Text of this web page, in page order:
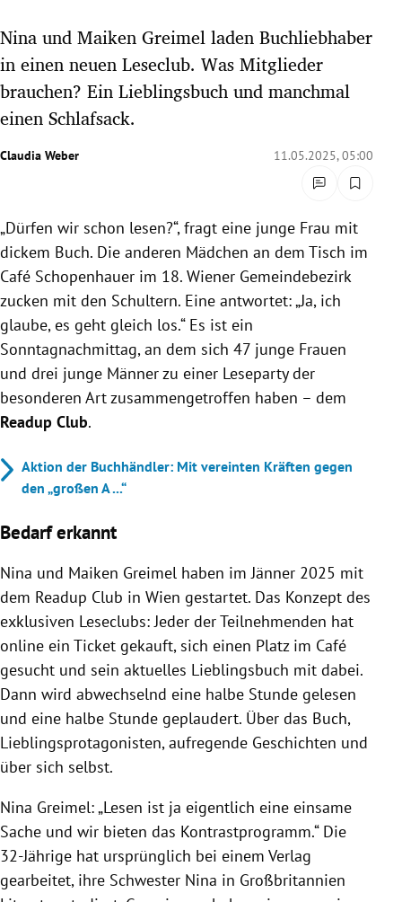
Untermenü
Untermenü
Untermenü
Nina und Maiken Greimel laden Buchliebhaber
in einen neuen Leseclub. Was Mitglieder
brauchen? Ein Lieblingsbuch und manchmal
einen Schlafsack.
Claudia Weber 11.05.2025, 05:00
„Dürfen wir schon lesen?“, fragt eine junge Frau mit
dickem Buch. Die anderen Mädchen an dem Tisch im
Café Schopenhauer im 18. Wiener Gemeindebezirk
zucken mit den Schultern. Eine antwortet: „Ja, ich
glaube, es geht gleich los.“ Es ist ein
Sonntagnachmittag, an dem sich 47 junge Frauen
und drei junge Männer zu einer Leseparty der
besonderen Art zusammengetroffen haben – dem
Readup Club.
Aktion der Buchhändler: Mit vereinten Kräften gegen
den „großen A ...“
Bedarf erkannt
Nina und Maiken Greimel haben im Jänner 2025 mit
dem Readup Club in Wien gestartet. Das Konzept des
exklusiven Leseclubs: Jeder der Teilnehmenden hat
online ein Ticket gekauft, sich einen Platz im Café
gesucht und sein aktuelles Lieblingsbuch mit dabei.
Dann wird abwechselnd eine halbe Stunde gelesen
und eine halbe Stunde geplaudert. Über das Buch,
Lieblingsprotagonisten, aufregende Geschichten und
über sich selbst.
Nina Greimel: „Lesen ist ja eigentlich eine einsame
Sache und wir bieten das Kontrastprogramm.“ Die
32-Jährige hat ursprünglich bei einem Verlag
gearbeitet, ihre Schwester Nina in Großbritannien